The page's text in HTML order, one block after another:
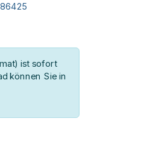
ist sofort
können Sie in